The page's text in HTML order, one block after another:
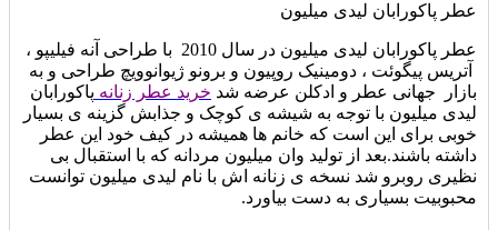
عطر پاکورابان لیدی میلیون
عطر پاکورابان لیدی میلیون در سال 2010 با طراحی آنه فیلیپو ،
آتریس پیگوئت ، دومینیک روپیون و برونو ژیوانوویچ طراحی و به
بازار جهانی عطر و ادکلن عرضه شد خرید عطر زنانه پاکورابان
لیدی میلیون با توجه به شیشه ی کوچک و جذابش گزینه ی بسیار
خوبی برای این است که خانم ها همیشه در کیف خود این عطر
داشته باشند.بعد از تولید وان میلیون مردانه که با استقبال بی
نظیری روبرو شد نسخه ی زنانه اش با نام لیدی میلیون توانست
محبوبیت بسیاری به دست بیاورد.